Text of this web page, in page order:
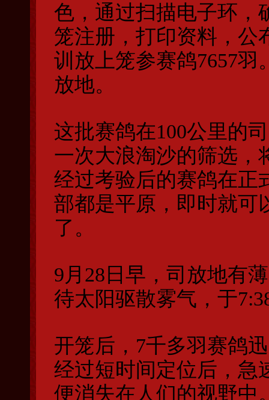
色，通过扫描电子环，
笼注册，打印资料，公
训放上笼参赛鸽7657
放地。
这批赛鸽在100公里的
一次大浪淘沙的筛选，
经过考验后的赛鸽在正
部都是平原，即时就可
了。
9月28日早，司放地有
待太阳驱散雾气，于
开笼后，7千多羽赛鸽
经过短时间定位后，急
便消失在人们的视野中